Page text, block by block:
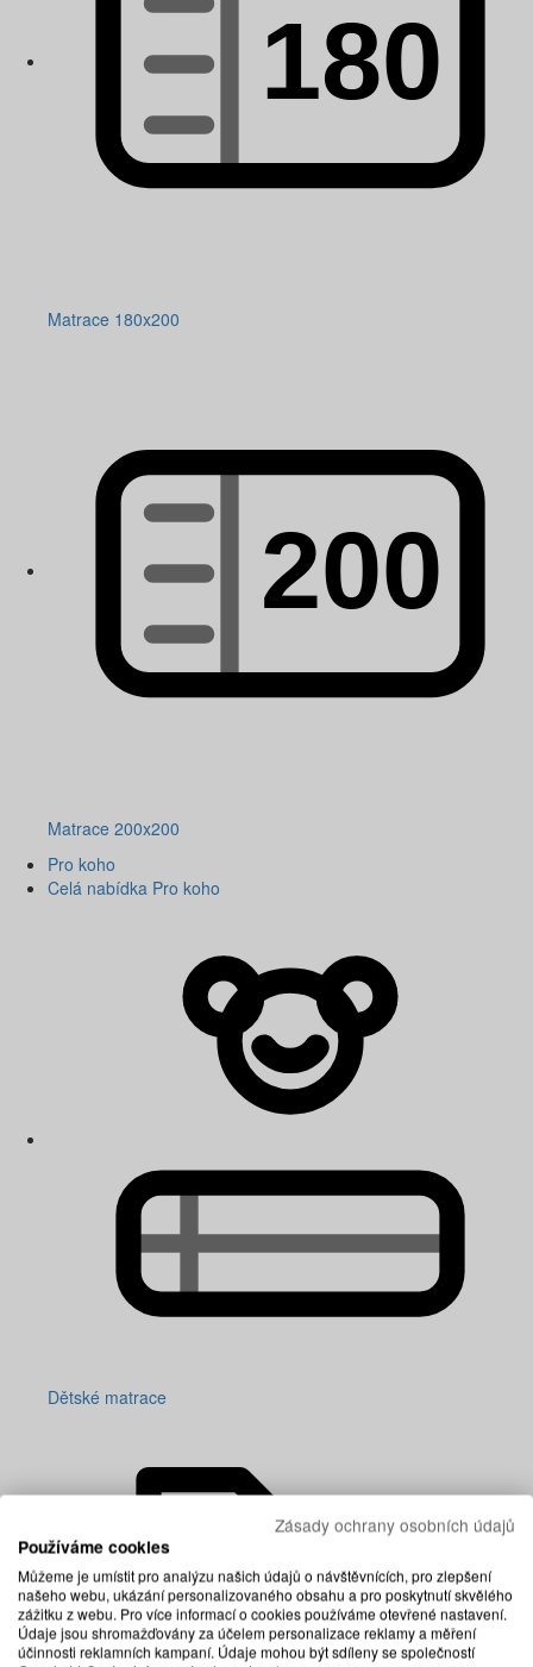
Matrace 180x200
Matrace 200x200
Pro koho
Celá nabídka Pro koho
Dětské matrace
Zásady ochrany osobních údajů
Používáme cookies
Můžeme je umístit pro analýzu našich údajů o návštěvnících, pro zlepšení
našeho webu, ukázání personalizovaného obsahu a pro poskytnutí skvělého
zážitku z webu. Pro více informací o cookies používáme otevřené nastavení.
Údaje jsou shromažďovány za účelem personalizace reklamy a měření
účinnosti reklamních kampaní. Údaje mohou být sdíleny se společností